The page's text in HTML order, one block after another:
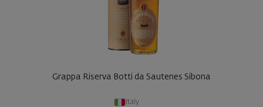
Grappa Riserva Botti da Sautenes Sibona
Italy